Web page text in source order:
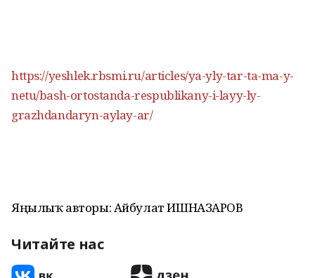
https://yeshlek.rbsmi.ru/articles/ya-yly-tar-ta-ma-y-
netu/bash-ortostanda-respublikany-i-layy-ly-
grazhdandaryn-aylay-ar/
Яңылыҡ авторы: Айбулат ИШНАЗАРОВ
Читайте нас